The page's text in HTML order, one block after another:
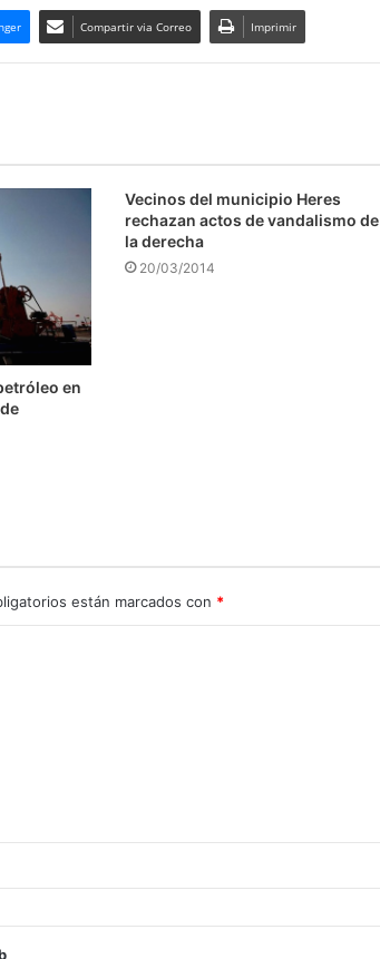
Compartir via Correo Imprimir
en
Vecinos del municipio Heres
rechazan actos de vandalismo de
la derecha
20/03/2014
están marcados con *